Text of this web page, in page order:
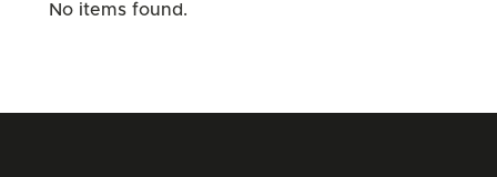
No items found.